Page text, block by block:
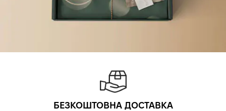
БЕЗКОШТОВНА ДОСТАВКА